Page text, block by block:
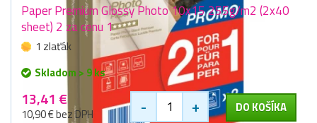
Paper Premium Glossy Photo 10x15 255g/m2 (2x40
sheet) 2 za cenu 1
1 zlaťák
Skladom > 9 ks
13,41 €
10,90 € bez DPH - + DO KOŠÍKA